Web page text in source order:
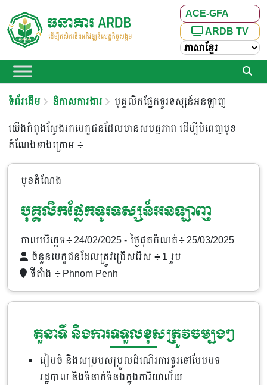
ACE-GFA
ARDB TV
ទំព័រដើម ឱកាសការងារ​ បុគ្គលិកផ្នែកទូរទស្សន៍អនឡាញ
យើងកំពុងស្វែងរកបេក្ខជនដែលមានសមត្ថភាព ដើម្បីបំពេញមុខ
តំណែងខាងក្រោម ៖
មុខតំណែង
បុគ្គលិកផ្នែកទូរទស្សន៍អនឡាញ
កាលបរិច្ឆេទ៖ 24/02/2025 - ថ្ងៃផុតកំណត់៖ 25/03/2025
ចំនួនបេក្ខជនដែលត្រូវជ្រើសរើស ៖ 1 រូប
ទីតាំង ៖Phnom Penh
តួនាទី និងការទទួលខុសត្រូវចម្បងៗ
រៀបចំ និងសម្របសម្រួលដំណើរការទូរទៅបែបបទ
រដ្ឋបាល និងទំនាក់ទំនងក្នុងការិយាល័យ